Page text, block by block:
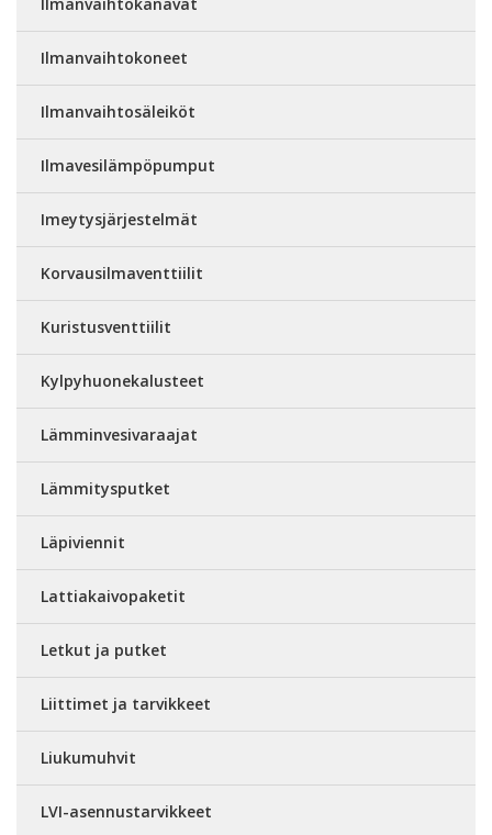
Ilmanvaihtokoneet
Ilmanvaihtosäleiköt
Ilmavesilämpöpumput
Imeytysjärjestelmät
Korvausilmaventtiilit
Kuristusventtiilit
Kylpyhuonekalusteet
Lämminvesivaraajat
Lämmitysputket
Läpiviennit
Lattiakaivopaketit
Letkut ja putket
Liittimet ja tarvikkeet
Liukumuhvit
LVI-asennustarvikkeet